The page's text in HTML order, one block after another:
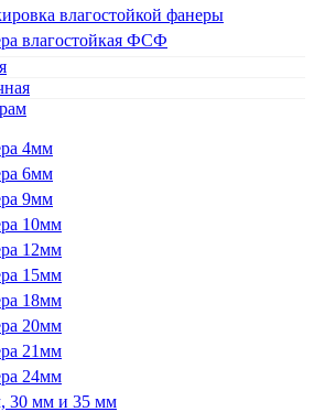
влагостойкой фанеры
влагостойкая ФСФ
4мм
6мм
9мм
10мм
12мм
15мм
18мм
20мм
21мм
24мм
30 мм и 35 мм